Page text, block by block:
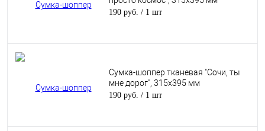
190 руб. / 1 шт
Сумка-шоппер тканевая "Сочи, ты
мне дорог", 315х395 мм
190 руб. / 1 шт